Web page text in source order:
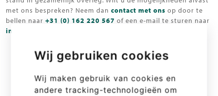
Wij gebruiken cookies
Wij maken gebruik van cookies en
andere tracking-technologieën om
met ons bespreken? Neem dan contact met ons op door te
bellen naar +31 (0) 162 220 567 of een e-mail te sturen naar
info@clointotaalbouw.nl